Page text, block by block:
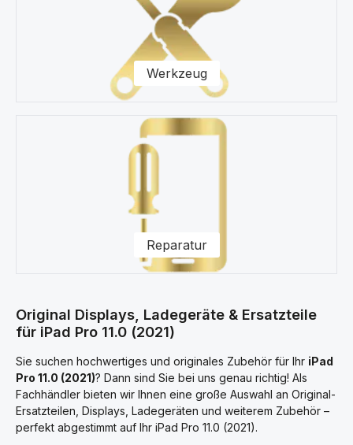
Werkzeug
Reparatur
Original Displays, Ladegeräte & Ersatzteile
für iPad Pro 11.0 (2021)
Sie suchen hochwertiges und originales Zubehör für Ihr iPad
Pro 11.0 (2021)? Dann sind Sie bei uns genau richtig! Als
Fachhändler bieten wir Ihnen eine große Auswahl an Original-
Ersatzteilen, Displays, Ladegeräten und weiterem Zubehör –
perfekt abgestimmt auf Ihr iPad Pro 11.0 (2021).